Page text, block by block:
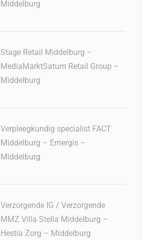
Middelburg
Stage Retail Middelburg –
MediaMarktSaturn Retail Group –
Middelburg
Verpleegkundig specialist FACT
Middelburg – Emergis –
Middelburg
Verzorgende IG / Verzorgende
MMZ Villa Stella Middelburg –
Hestia Zorg – Middelburg